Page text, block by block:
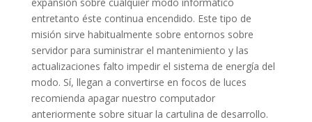
entretanto éste continua encendido. Este tipo de
misión sirve habitualmente sobre entornos sobre
servidor para suministrar el mantenimiento y las
actualizaciones falto impedir el sistema de energía del
modo. Sí, llegan a convertirse en focos de luces
recomienda apagar nuestro computador
anteriormente sobre situar la cartulina de desarrollo.